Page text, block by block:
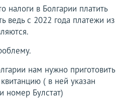
налоги в Болгарии платить
ведь с 2022 года платежи из
нам нужно приготовить
( в ней указан
номер Булстат)